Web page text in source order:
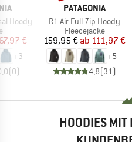
Hoody
Preis
€
+3
(0)
MARKE
PATAGONIA
Artikel
R1 Air Full-Zip Hoody
Produktgruppe
Fleecejacke
Preis
159,95 € reduzierter
ab 111,97 €
+5
4,8(31 )
HOODIES MIT